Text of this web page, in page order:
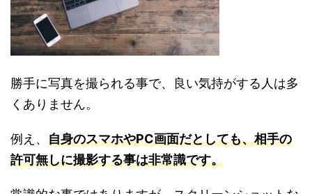
勝手に写真を撮られる事で、良い気持がする人は多
くありません。
例え、 自身のスマホやPC画面だとしても、相手の
許可無しに撮影する事は非常識です。